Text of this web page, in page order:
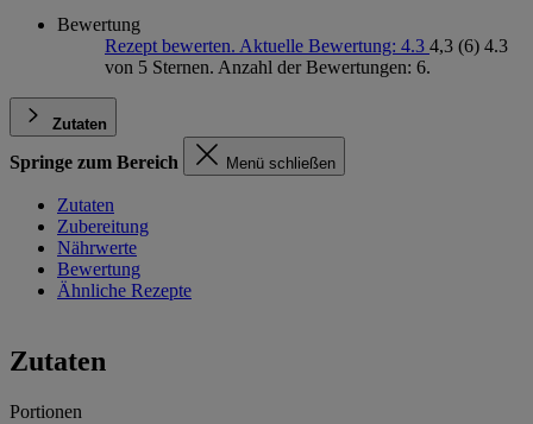
Bewertung
Rezept bewerten. Aktuelle Bewertung: 4.3 4,3 (6) 4.3
von 5 Sternen. Anzahl der Bewertungen: 6.
Zutaten
Springe zum Bereich Menü schließen
Zutaten
Zubereitung
Nährwerte
Bewertung
Ähnliche Rezepte
Zutaten
Portionen